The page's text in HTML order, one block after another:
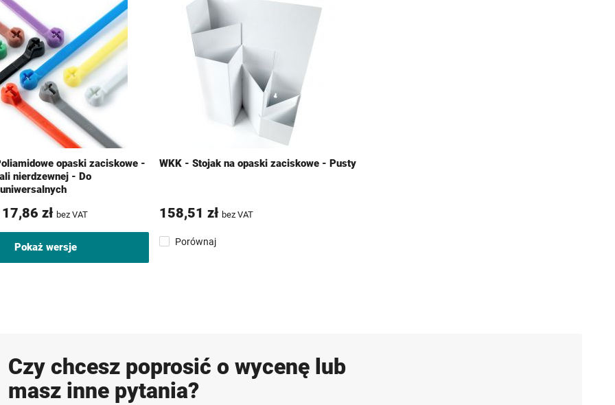
opaski zaciskowe -
nierdzewnej - Do
17,86 zł bez VAT
Pokaż wersje
WKK - Stojak na opaski zaciskowe - Pusty
158,51 zł bez VAT
Porównaj
Czy chcesz poprosić o wycenę lub
masz inne pytania?